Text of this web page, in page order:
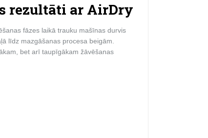
rezultāti ar AirDry
fāzes laikā trauku mašīnas durvis
līdz mazgāšanas procesa beigām.
bet arī taupīgākam žāvēšanas